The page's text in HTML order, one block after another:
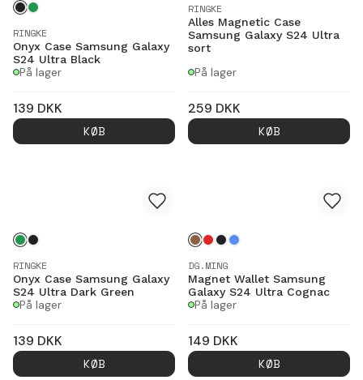
RINGKE
Onyx Case Samsung Galaxy
S24 Ultra Black
På lager
139 DKK
KØB
RINGKE
Alles Magnetic Case
Samsung Galaxy S24 Ultra
sort
På lager
259 DKK
KØB
RINGKE
Onyx Case Samsung Galaxy
S24 Ultra Dark Green
På lager
139 DKK
KØB
DG.MING
Magnet Wallet Samsung
Galaxy S24 Ultra Cognac
På lager
149 DKK
KØB